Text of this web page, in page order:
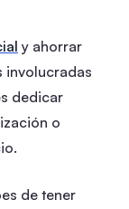
y ahorrar
involucradas
dedicar
o
de tener